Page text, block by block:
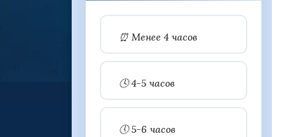
⏰ Менее 4 часов
🕓 4-5 часов
🕔 5-6 часов